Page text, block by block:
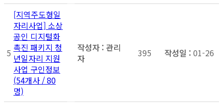
5
[지역주도형일
자리사업] 소상
공인 디지털화
촉진 패키지 청
년일자리 지원
사업 구인정보
(54개사 / 80
명)
관리
자
395 01-26